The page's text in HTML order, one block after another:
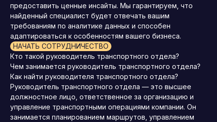
предоставить ценные инсайты. Мы гарантируем, что
найденный специалист будет отвечать вашим
требованиям по аналитике данных и способен
адаптироваться к особенностям вашего бизнеса.
НАЧАТЬ СОТРУДНИЧЕСТВО
Кто такой руководитель транспортного отдела?
Чем занимается руководитель транспортного отдела?
Как найти руководителя транспортного отдела?
Руководитель транспортного отдела — это высшее
должностное лицо, ответственное за организацию и
управление транспортными операциями компании. Он
занимается планированием маршрутов, управлением